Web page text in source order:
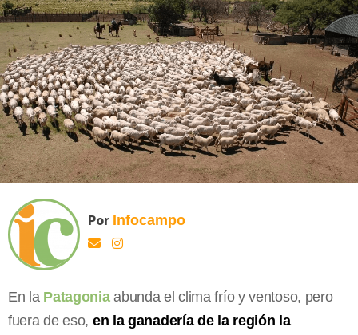
Por Infocampo
En la Patagoniaabunda el clima frío y ventoso, pero
fuera de eso, en la ganadería de la región la